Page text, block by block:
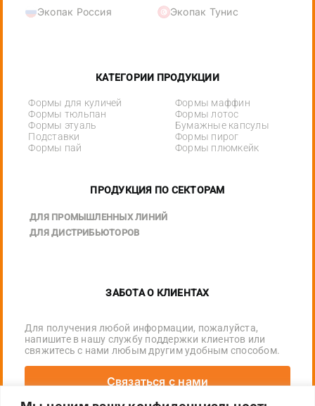
Экопак Россия Экопак Тунис
КАТЕГОРИИ ПРОДУКЦИИ
Формы для куличей
Формы маффин
Формы тюльпан
Формы лотос
Формы этуаль
Бумажные капсулы
Подставки
Формы пирог
Формы пай
Формы плюмкейк
ПРОДУКЦИЯ ПО СЕКТОРАМ
ДЛЯ ПРОМЫШЛЕННЫХ ЛИНИЙ
ДЛЯ ДИСТРИБЬЮТОРОВ
ЗАБОТА О КЛИЕНТАХ
Для получения любой информации, пожалуйста,
напишите в нашу службу поддержки клиентов или
свяжитесь с нами любым другим удобным способом.
Связаться с нами